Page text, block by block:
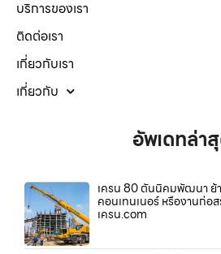
บริการของเรา
ติดต่อเรา
เกี่ยวกับเรา
เกี่ยวกับ
อัพเดทล่า
เครน 80 ตันนิคมพัฒนา ย้
คอนเทนเนอร์ หรืองานก่อส
เครน.com